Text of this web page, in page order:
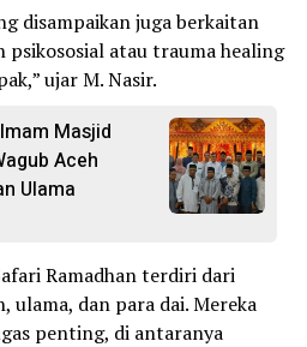
disampaikan juga berkaitan
psikososial atau trauma healing
ujar M. Nasir.
Masjid
Aceh
Ulama
Ramadhan terdiri dari
ulama, dan para dai. Mereka
penting, di antaranya